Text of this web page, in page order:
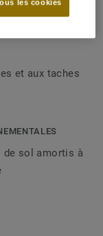
et aux taches
de sol amortis à
les cookies